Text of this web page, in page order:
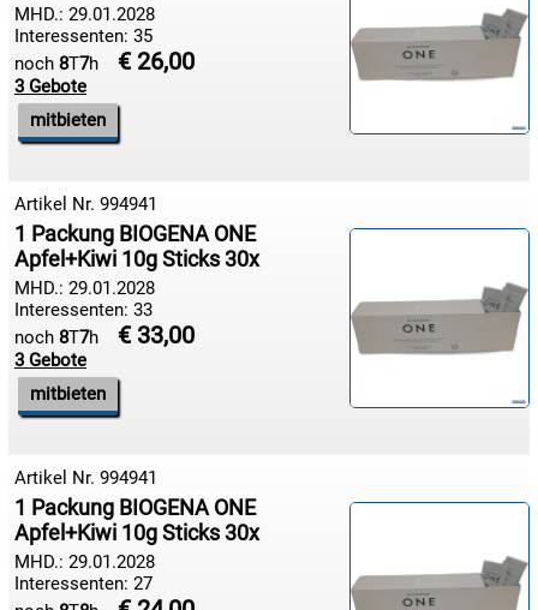
MHD.: 29.01.2028
Interessenten: 35
noch 8T7h € 26,00
3 Gebote
mitbieten
Artikel Nr. 994941
1 Packung BIOGENA ONE
Apfel+Kiwi 10g Sticks 30x
MHD.: 29.01.2028
Interessenten: 33
noch 8T7h € 33,00
3 Gebote
mitbieten
Artikel Nr. 994941
1 Packung BIOGENA ONE
Apfel+Kiwi 10g Sticks 30x
MHD.: 29.01.2028
Interessenten: 27